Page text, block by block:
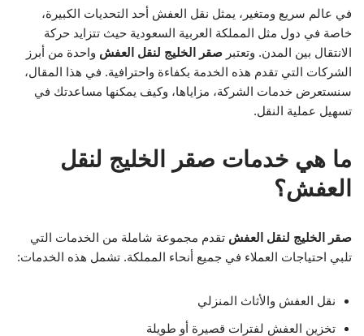
في عالم سريع ومتغير، يمثل نقل العفش أحد التحديات الكبيرة،
خاصة في دول مثل المملكة العربية السعودية حيث تتزايد حركة
الانتقال بين المدن. وتعتبر صقر الخليج لنقل العفش واحدة من أبرز
الشركات التي تقدم هذه الخدمة بكفاءة واحترافية. في هذا المقال،
سنستعرض خدمات الشركة، مزاياها، وكيف يمكنها مساعدتك في
تسهيل عملية النقل.
ما هي خدمات صقر الخليج لنقل
العفش؟
صقر الخليج لنقل العفش تقدم مجموعة شاملة من الخدمات التي
تلبي احتياجات العملاء في جميع أنحاء المملكة. تشمل هذه الخدمات:
نقل العفش والأثاث المنزلي
تخزين العفش لفترات قصيرة أو طويلة